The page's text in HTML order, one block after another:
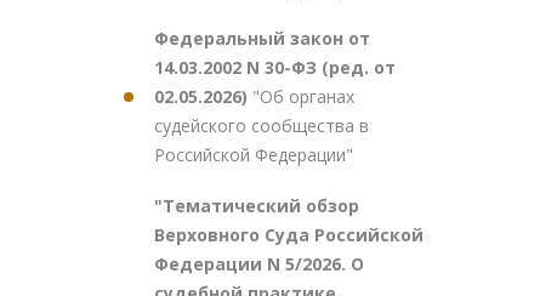
Федеральный закон от
14.03.2002 N 30-ФЗ (ред. от
02.05.2026) "Об органах
судейского сообщества в
Российской Федерации"
"Тематический обзор
Верховного Суда Российской
Федерации N 5/2026. О